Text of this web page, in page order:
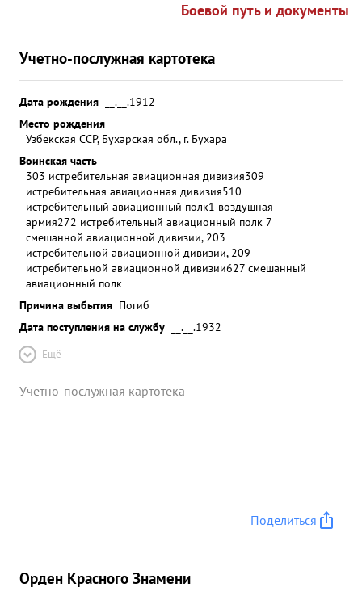
Боевой путь и документы
Учетно-послужная картотека
Дата рождения
__.__.1912
Место рождения
Узбекская ССР, Бухарская обл., г. Бухара
Воинская часть
303 истребительная авиационная дивизия309
истребительная авиационная дивизия510
истребительный авиационный полк1 воздушная
армия272 истребительный авиационный полк 7
смешанной авиационной дивизии, 203
истребительной авиационной дивизии, 209
истребительной авиационной дивизии627 смешанный
авиационный полк
Причина выбытия Погиб
Дата поступления на службу
__.__.1932
Ещё
Учетно-послужная картотека
Поделиться
Орден Красного Знамени